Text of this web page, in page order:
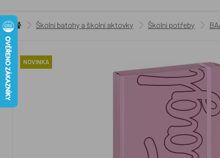
Školní batohy a školní aktovky Školní potřeby
NOVINKA